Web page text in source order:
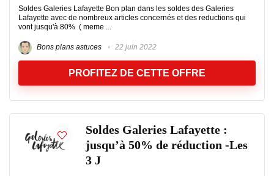
Soldes Galeries Lafayette Bon plan dans les soldes des Galeries
Lafayette avec de nombreux articles concernés et des reductions qui
vont jusqu'à 80% ( meme ...
Bons plans astuces 22 juin 2022
PROFITEZ DE CETTE OFFRE
Soldes Galeries Lafayette :
jusqu’à 50% de réduction -Les
3 J